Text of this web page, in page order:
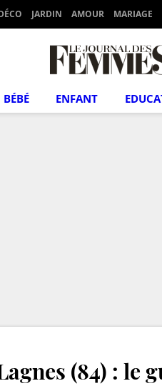
JARDIN AMOUR MARIAGE
BÉBÉ ENFANT
(84) : le